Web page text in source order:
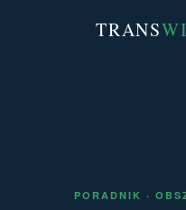
TRANS
PORADNIK ·